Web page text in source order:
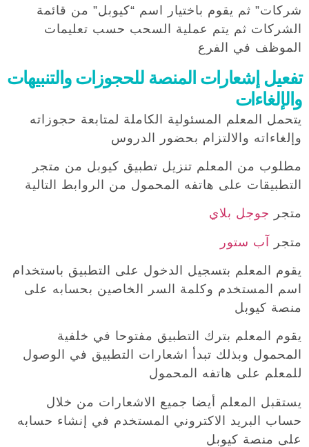
شركات” ثم يقوم باختيار اسم “كيوبل” من قائمة
الشركات ثم يتم عملية السحب حسب تعليمات
الموظف في الفرع
تفعيل إشعارات المنصة للحجوزات والتنبيهات
والإلغاءات
يتحمل المعلم المسئولية الكاملة لمتابعة حجوزاته
وإلغاءاته والالتزام بحضور الدروس
مطلوب من المعلم تنزيل تطبيق كيوبل من متجر
التطبيقات على هاتفه المحمول من الروابط التالية
متجر جوجل بلاي
متجر آب ستور
يقوم المعلم بتسجيل الدخول على التطبيق باستخدام
اسم المستخدم وكلمة السر الخاصين بحسابه على
منصة كيوبل
يقوم المعلم بترك التطبيق مفتوحا في خلفية
المحمول وبذلك تبدأ اشعارات التطبيق في الوصول
للمعلم على هاتفه المحمول
يستقبل المعلم أيضا جميع الاشعارات من خلال
حساب البريد الاكتروني المستخدم في إنشاء حسابه
على منصة كيوبل